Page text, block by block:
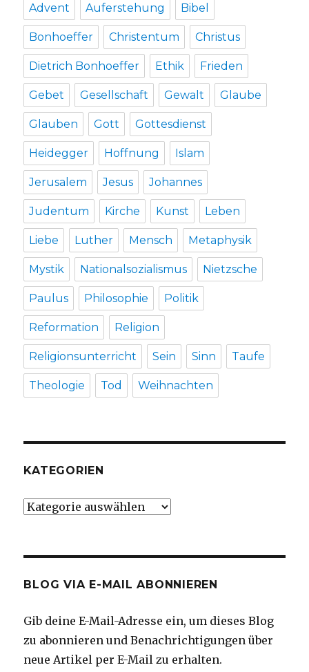
Advent Auferstehung Bibel
Bonhoeffer Christentum Christus
Dietrich Bonhoeffer Ethik Frieden
Gebet Gesellschaft Gewalt Glaube
Glauben Gott Gottesdienst
Heidegger Hoffnung Islam
Jerusalem Jesus Johannes
Judentum Kirche Kunst Leben
Liebe Luther Mensch Metaphysik
Mystik Nationalsozialismus Nietzsche
Paulus Philosophie Politik
Reformation Religion
Religionsunterricht Sein Sinn Taufe
Theologie Tod Weihnachten
KATEGORIEN
Kategorien
BLOG VIA E-MAIL ABONNIEREN
Gib deine E-Mail-Adresse ein, um dieses Blog
zu abonnieren und Benachrichtigungen über
neue Artikel per E-Mail zu erhalten.